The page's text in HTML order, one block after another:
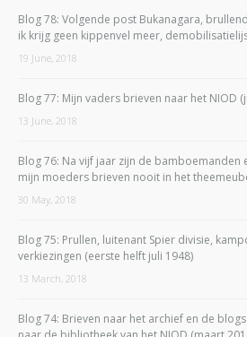
Blog 78: Volgende post Bukanagara,
ik krijg geen kippenvel meer,
19 June, 2018
Blog 77: Mijn vaders brieven naar het NIOD
13 June, 2018
Blog 76: Na vijf jaar zijn de bamboemanden
mijn moeders brieven nooit in het
30 May, 2018
Blog 75: Prullen, luitenant Spier divisie,
verkiezingen (eerste helft juli 1948)
13 March, 2018
Blog 74: Brieven naar het archief en de